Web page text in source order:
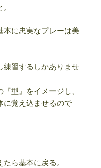
本に忠実なプレーは美
練習するしかありませ
型』をイメージし、
に覚え込ませるので
ら基本に戻る。